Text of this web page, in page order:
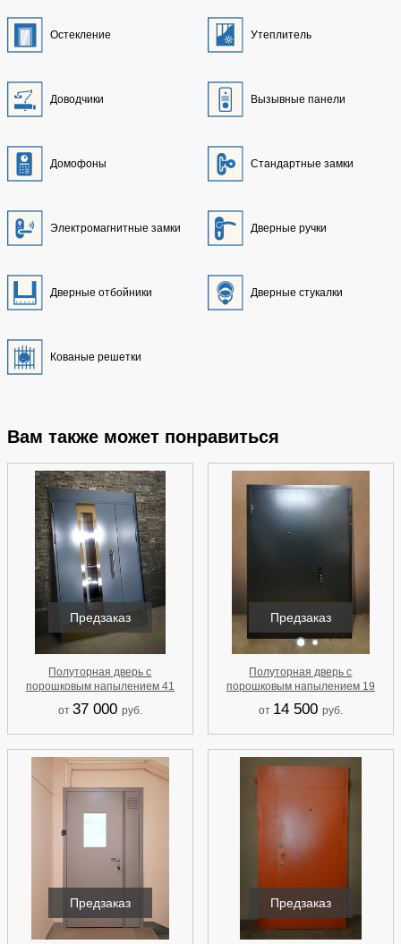
Остекление Утеплитель
Доводчики Вызывные панели
Домофоны Стандартные замки
Электромагнитные замки Дверные ручки
Дверные отбойники Дверные стукалки
Кованые решетки
Вам также может понравиться
Предзаказ
Полуторная дверь с
порошковым напылением 41
от 37 000 руб.
Предзаказ
Полуторная дверь с
порошковым напылением 19
от 14 500 руб.
Предзаказ Предзаказ